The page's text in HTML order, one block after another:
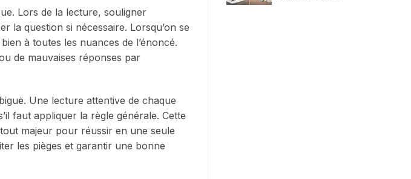
Lors de la lecture, souligner
la question si nécessaire. Lorsqu’on se
à toutes les nuances de l’énoncé.
de mauvaises réponses par
Une lecture attentive de chaque
faut appliquer la règle générale. Cette
majeur pour réussir en une seule
les pièges et garantir une bonne